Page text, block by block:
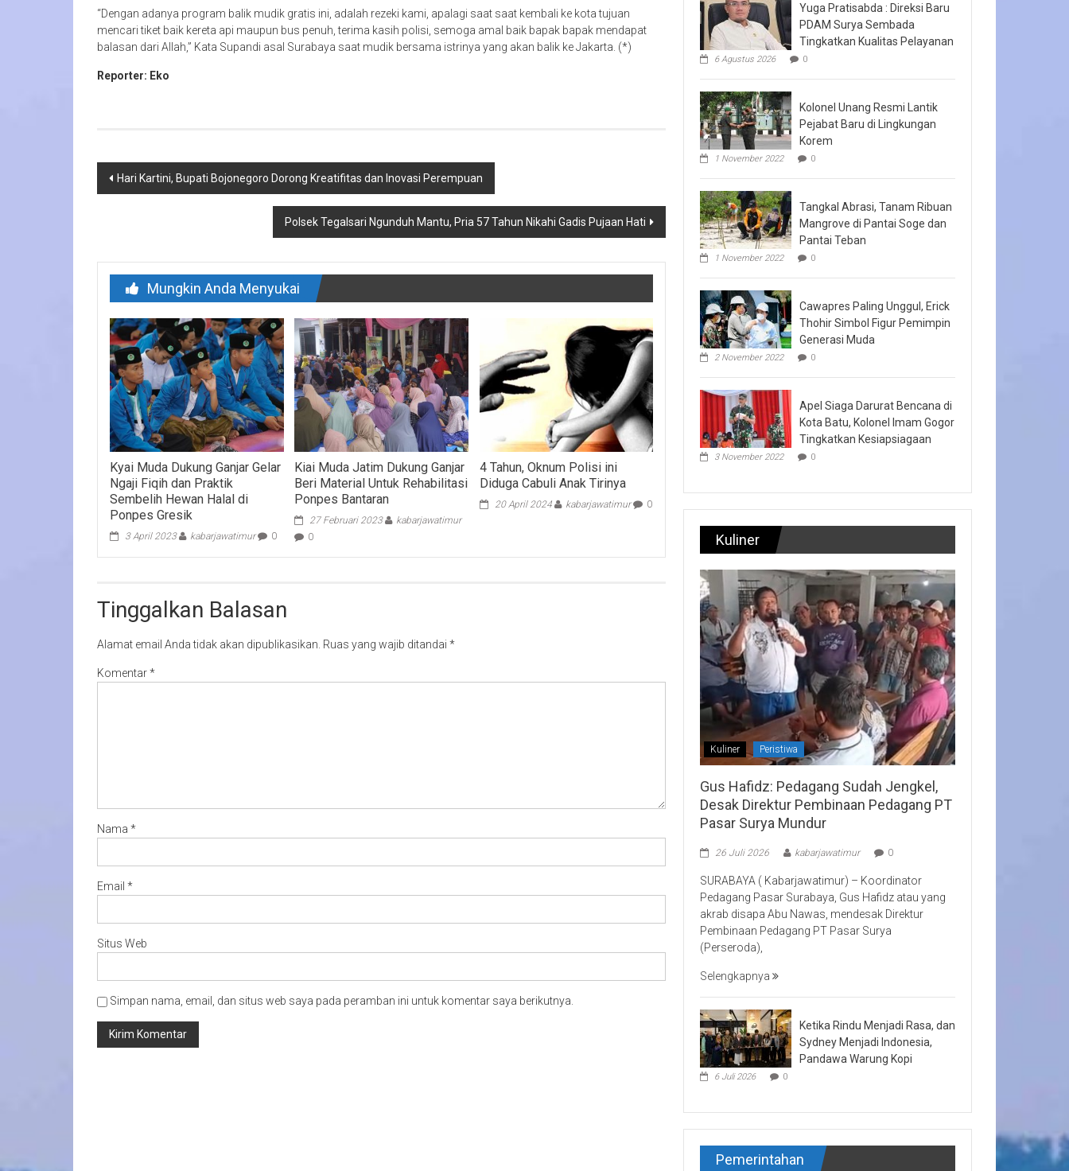
“Dengan adanya program balik mudik gratis ini, adalah rezeki kami, apalagi saat saat kembali ke kota tujuan
mencari tiket baik kereta api maupun bus penuh, terima kasih polisi, semoga amal baik bapak bapak mendapat
balasan dari Allah,” Kata Supandi asal Surabaya saat mudik bersama istrinya yang akan balik ke Jakarta. (*)
Reporter: Eko
Navigasi
Hari Kartini, Bupati Bojonegoro Dorong Kreatifitas dan Inovasi Perempuan
Polsek Tegalsari Ngunduh Mantu, Pria 57 Tahun Nikahi Gadis Pujaan Hati
Mungkin Anda Menyukai
Kyai Muda Dukung Ganjar Gelar
Ngaji Fiqih dan Praktik
Sembelih Hewan Halal di
Ponpes Gresik
3 April 2023 kabarjawatimur 0
Kiai Muda Jatim Dukung Ganjar
Beri Material Untuk Rehabilitasi
Ponpes Bantaran
27 Februari 2023
kabarjawatimur
0
4 Tahun, Oknum Polisi ini
Diduga Cabuli Anak Tirinya
20 April 2024 kabarjawatimur 0
Tinggalkan Balasan
Alamat email Anda tidak akan dipublikasikan. Ruas yang wajib ditandai *
Komentar*
Nama *
Email *
Situs Web
Simpan nama, email, dan situs web saya pada peramban ini untuk komentar saya berikutnya.
Yuga Pratisabda : Direksi Baru
PDAM Surya Sembada
Tingkatkan Kualitas Pelayanan
6 Agustus 2026 0
Kolonel Unang Resmi Lantik
Pejabat Baru di Lingkungan
Korem
1 November 2022 0
Tangkal Abrasi, Tanam Ribuan
Mangrove di Pantai Soge dan
Pantai Teban
1 November 2022 0
Cawapres Paling Unggul, Erick
Thohir Simbol Figur Pemimpin
Generasi Muda
2 November 2022 0
Apel Siaga Darurat Bencana di
Kota Batu, Kolonel Imam Gogor
Tingkatkan Kesiapsiagaan
3 November 2022 0
Kuliner
Kuliner Peristiwa
Gus Hafidz: Pedagang Sudah Jengkel,
Desak Direktur Pembinaan Pedagang PT
Pasar Surya Mundur
26 Juli 2026 kabarjawatimur 0
SURABAYA ( Kabarjawatimur) – Koordinator
Pedagang Pasar Surabaya, Gus Hafidz atau yang
akrab disapa Abu Nawas, mendesak Direktur
Pembinaan Pedagang PT Pasar Surya
(Perseroda),
Selengkapnya
Ketika Rindu Menjadi Rasa, dan
Sydney Menjadi Indonesia,
Pandawa Warung Kopi
6 Juli 2026 0
Pemerintahan